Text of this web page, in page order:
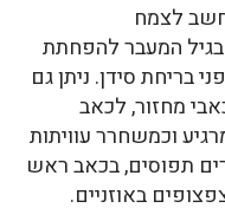
לצמח
בגיל המעבר להפחתת
בריחת סידן. ניתן גם
מחזור, לכאב
וכמשחרר עוויתות
תפוסים, בכאב ראש
באוזניים.